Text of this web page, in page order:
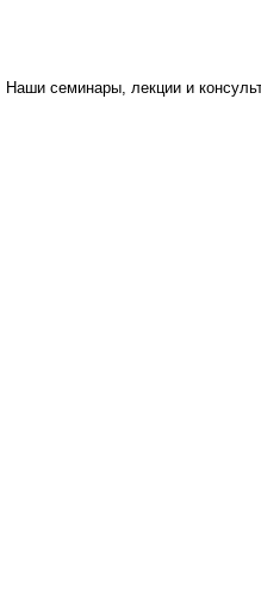
Наши семинары, лекции и